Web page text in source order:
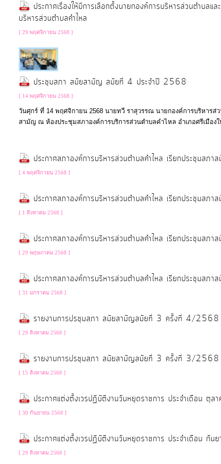
ประกาศเรื่องให้มีการเลือกตั้งนายกองค์การบริหารส่วนตำ
บริหารส่วนตำบลคำไหล
[ 29 พฤศจิกายน 2568 ]
ประชุมสภา สมัยสามัญ สมัยที่ 4 ประจำปี 2568
[ 14 พฤศจิกายน 2568 ]
วันศุกร์ ที่ 14 พฤศจิกายน 2568 นายทวี ราสุวรรณ นายกองค์การบริหา
สามัญ ณ ห้องประชุมสภาองค์การบริการส่วนตำบลคำไหล อำเภอศรีเมือง
ประกาศสภาองค์การบริหารส่วนตำบลคำไหล เรียกประชุม
[ 4 พฤศจิกายน 2568 ]
ประกาศสภาองค์การบริหารส่วนตำบลคำไหล เรียกประชุม
[ 1 สิงหาคม 2568 ]
ประกาศสภาองค์การบริหารส่วนตำบลคำไหล เรียกประชุม
[ 29 พฤษภาคม 2568 ]
ประกาศสภาองค์การบริหารส่วนตำบลคำไหล เรียกประชุม
[ 31 มกราคม 2568 ]
รายงานการปรชุมสภา สมัยสามัญสมัยที่ 3 ครั้งที่ 4/2568
[ 29 สิงหาคม 2568 ]
รายงานการปรชุมสภา สมัยสามัญสมัยที่ 3 ครั้งที่ 3/2568
[ 15 สิงหาคม 2568 ]
ประกาศแต่งตั้งเวรปฏิบัติงานวันหยุดราชการ ประจำเดือน
[ 30 กันยายน 2568 ]
ประกาศแต่งตั้งเวรปฏิบัติงานวันหยุดราชการ ประจำเดือน
[ 29 สิงหาคม 2568 ]